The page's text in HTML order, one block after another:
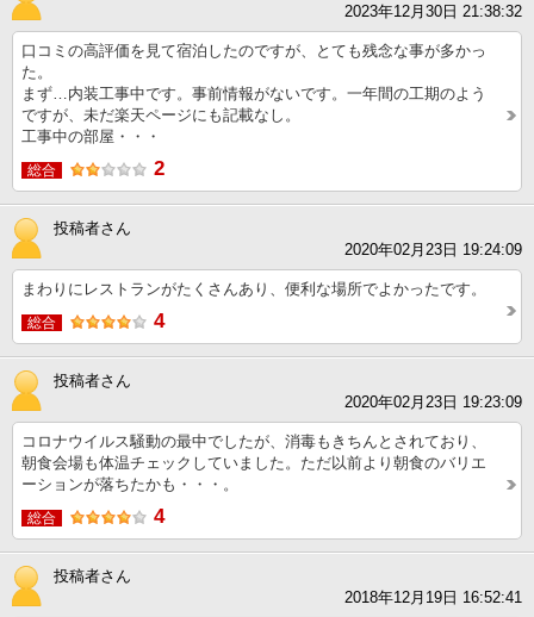
2023年12月30日 21:38:32
口コミの高評価を見て宿泊したのですが、とても残念な事が多かっ
た。
まず…内装工事中です。事前情報がないです。一年間の工期のよう
ですが、未だ楽天ページにも記載なし。
工事中の部屋・・・
総合 2
投稿者さん
2020年02月23日 19:24:09
まわりにレストランがたくさんあり、便利な場所でよかったです。
総合 4
投稿者さん
2020年02月23日 19:23:09
コロナウイルス騒動の最中でしたが、消毒もきちんとされており、
朝食会場も体温チェックしていました。ただ以前より朝食のバリエ
ーションが落ちたかも・・・。
総合 4
投稿者さん
2018年12月19日 16:52:41